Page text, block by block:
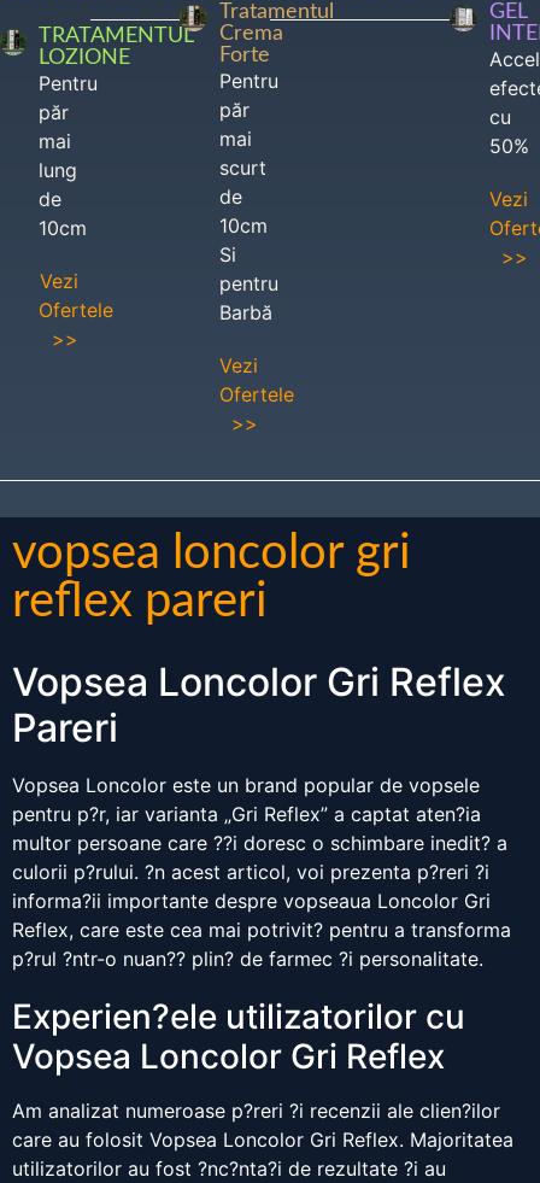
TRATAMENTUL
LOZIONE
Pentru
păr
mai
lung
de
10cm
Vezi
Ofertele
>>
Tratamentul
Crema
Forte
Pentru
păr
mai
scurt
de
10cm
Si
pentru
Barbă
Vezi
Ofertele
>>
GEL
cu
50%
Vezi
>>
vopsea loncolor gri
reflex pareri
Vopsea Loncolor Gri Reflex
Pareri
Vopsea Loncolor este un brand popular de vopsele
pentru p?r, iar varianta „Gri Reflex” a captat aten?ia
multor persoane care ??i doresc o schimbare inedit? a
culorii p?rului. ?n acest articol, voi prezenta p?reri ?i
informa?ii importante despre vopseaua Loncolor Gri
Reflex, care este cea mai potrivit? pentru a transforma
p?rul ?ntr-o nuan?? plin? de farmec ?i personalitate.
Experien?ele utilizatorilor cu
Vopsea Loncolor Gri Reflex
Am analizat numeroase p?reri ?i recenzii ale clien?ilor
care au folosit Vopsea Loncolor Gri Reflex. Majoritatea
utilizatorilor au fost ?nc?nta?i de rezultate ?i au